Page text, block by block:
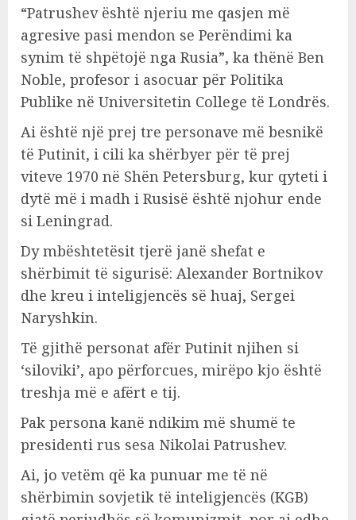
“Patrushev është njeriu me qasjen më
agresive pasi mendon se Perëndimi ka
synim të shpëtojë nga Rusia”, ka thënë Ben
Noble, profesor i asocuar për Politika
Publike në Universitetin College të Londrës.
Ai është një prej tre personave më besnikë
të Putinit, i cili ka shërbyer për të prej
viteve 1970 në Shën Petersburg, kur qyteti i
dytë më i madh i Rusisë është njohur ende
si Leningrad.
Dy mbështetësit tjerë janë shefat e
shërbimit të sigurisë: Alexander Bortnikov
dhe kreu i inteligjencës së huaj, Sergei
Naryshkin.
Të gjithë personat afër Putinit njihen si
‘siloviki’, apo përforcues, mirëpo kjo është
treshja më e afërt e tij.
Pak persona kanë ndikim më shumë te
presidenti rus sesa Nikolai Patrushev.
Ai, jo vetëm që ka punuar me të në
shërbimin sovjetik të inteligjencës (KGB)